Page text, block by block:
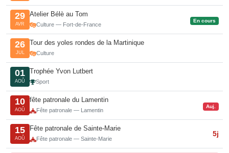
29
AVR
Atelier Bélè au Tom
Culture — Fort-de-France
En cours
26
JUL
Tour des yoles rondes de la Martinique
Culture
01
AOÛ
Trophée Yvon Lutbert
Sport
10
AOÛ
fête patronale du Lamentin
Fête patronale — Lamentin
Auj.
15
AOÛ
Fête patronale de Sainte-Marie
Fête patronale — Sainte-Marie
5j